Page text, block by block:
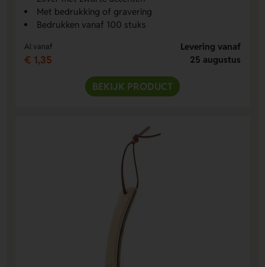
Met bedrukking of gravering
Bedrukken vanaf 100 stuks
Al vanaf
€ 1,35
Levering vanaf
25 augustus
BEKIJK PRODUCT